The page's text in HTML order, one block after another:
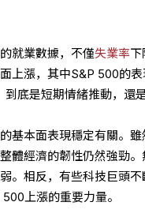
就業數據，不僅失業率下
上漲，其中S&P 500的
到底是短期情緒推動，還
基本面表現穩定有關。
體經濟的韌性仍然強勁
。相反，有些科技巨頭
上漲的重要力量。